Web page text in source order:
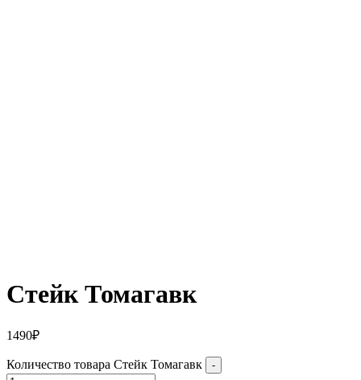
Стейк Томагавк
1490₽
Количество товара Стейк Томагавк -